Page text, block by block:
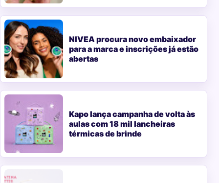
NIVEA procura novo embaixador
para a marca e inscrições já estão
abertas
Kapo lança campanha de volta às
aulas com 18 mil lancheiras
térmicas de brinde